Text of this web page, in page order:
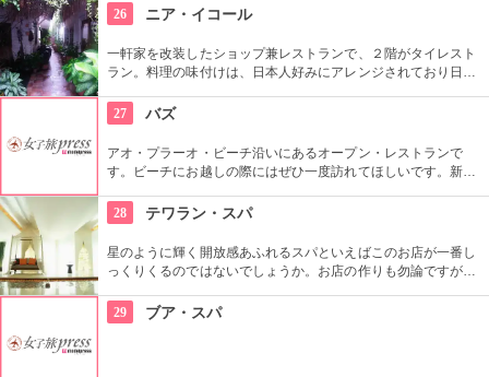
の通りを一つにまとめたような印象です。
26 ニア・イコール
一軒家を改装したショップ兼レストランで、２階がタイレスト
ラン。料理の味付けは、日本人好みにアレンジされており日本
Fはお洒落でセンスのいいタイを中心とした東南アジアの生活
雑貨やアンティーク家具を販売するショップ。
27 バズ
アオ・プラーオ・ビーチ沿いにあるオープン・レストランで
す。ビーチにお越しの際にはぜひ一度訪れてほしいです。新鮮
28
テワラン・スパ
星のように輝く開放感あふれるスパといえばこのお店が一番し
っくりくるのではないでしょうか。お店の作りも勿論ですが、
にこだわった施術によるマッサージなど、どれも一度訪れると
また行きたくなるような魅力にあふれています。
29 ブア・スパ